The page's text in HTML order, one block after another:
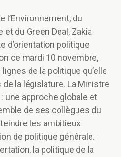
l’Environnement, du
du Green Deal, Zakia
d’orientation politique
ce mardi 10 novembre,
de la politique qu’elle
la législature. La Ministre
une approche globale et
de ses collègues du
les ambitieux
de politique générale.
la politique de la